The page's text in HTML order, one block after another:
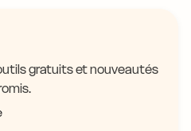
gratuits et nouveautés